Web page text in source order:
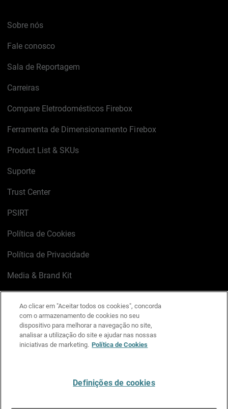
Sobre nós
Fale conosco
Sala de Reportagem
Carreiras
Compare Eletrodomésticos Firebox
Ferramenta de Dimensionamento Firebox
Product List & SKUs
Suporte
Trust Center
PSIRT
Política de Cookies
Política de Privacidade
Media & Brand Kit
LinkedIn
X FacebookInstagram
YouTube
Ao clicar em "Aceitar todos os cookies", concorda
com o armazenamento de cookies no seu
dispositivo para melhorar a navegação no site,
analisar a utilização do site e ajudar nas nossas
iniciativas de marketing. Política de Cookies
Definições de cookies